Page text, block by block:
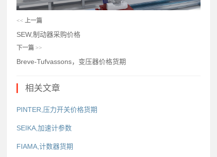
<< 上一篇
SEW,制动器采购价格
下一篇 >>
Breve-Tufvassons，变压器价格货期
相关文章
PINTER,压力开关价格货期
SEIKA,加速计参数
FIAMA,计数器货期